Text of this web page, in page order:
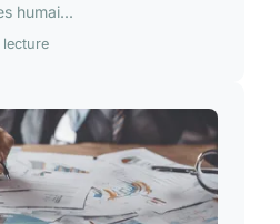
humai...
lecture